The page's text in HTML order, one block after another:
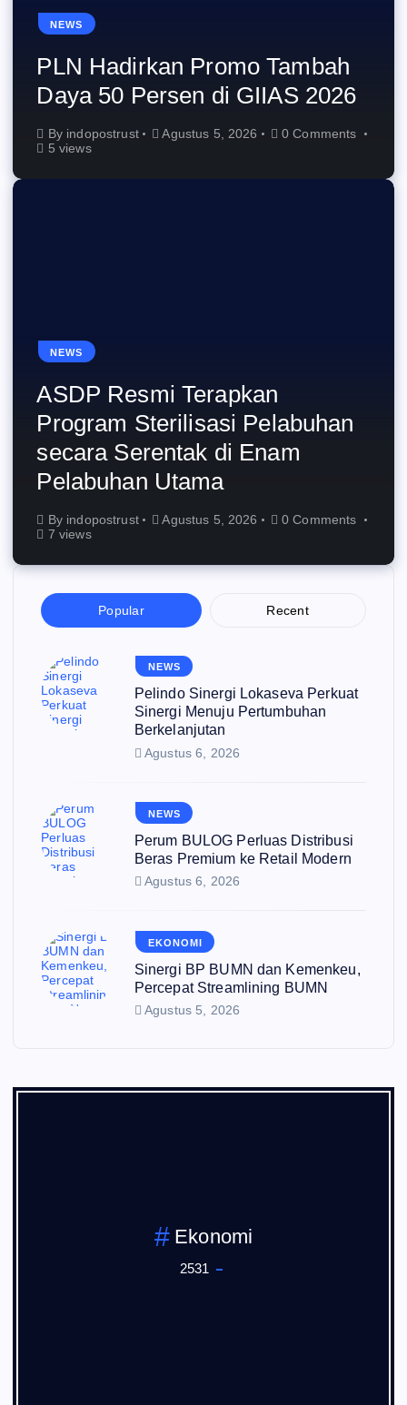
NEWS
PLN Hadirkan Promo Tambah
Daya 50 Persen di GIIAS 2026
By indopostrust Agustus 5, 2026
0 Comments
5 views
NEWS
ASDP Resmi Terapkan
Program Sterilisasi Pelabuhan
secara Serentak di Enam
Pelabuhan Utama
By indopostrust Agustus 5, 2026
0 Comments
7 views
Popular Recent
NEWS
Pelindo Sinergi Lokaseva Perkuat
Sinergi Menuju Pertumbuhan
Berkelanjutan
Agustus 6, 2026
NEWS
Perum BULOG Perluas Distribusi
Beras Premium ke Retail Modern
Agustus 6, 2026
EKONOMI
Sinergi BP BUMN dan Kemenkeu,
Percepat Streamlining BUMN
Agustus 5, 2026
Ekonomi
2531